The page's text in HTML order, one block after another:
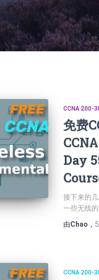
CCNA 200-
免费
Day
接下来的
一些无线
由Chao ，
CCNA 200-